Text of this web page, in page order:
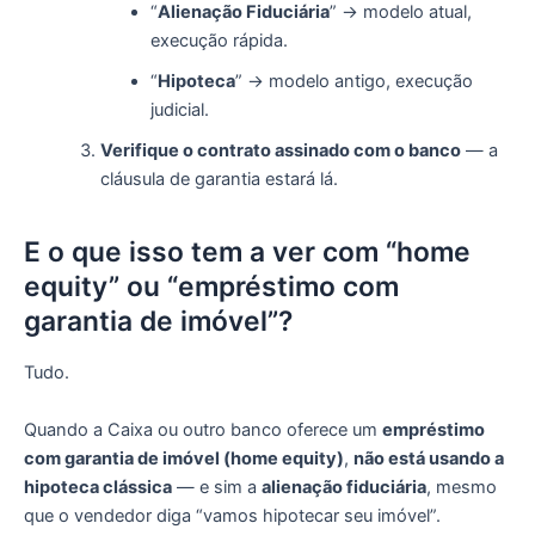
“Alienação Fiduciária” → modelo atual,
execução rápida.
“Hipoteca” → modelo antigo, execução
judicial.
Verifique o contrato assinado com o banco— a
cláusula de garantia estará lá.
E o que isso tem a ver com “home
equity” ou “empréstimo com
garantia de imóvel”?
Tudo.
Quando a Caixa ou outro banco oferece um empréstimo
com garantia de imóvel (home equity), não está usando a
hipoteca clássica — e sim a alienação fiduciária, mesmo
que o vendedor diga “vamos hipotecar seu imóvel”.